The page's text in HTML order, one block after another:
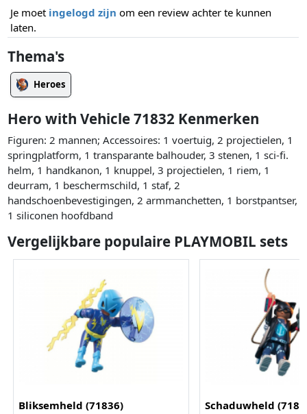
Je moet ingelogd zijn om een review achter te kunnen
laten.
Thema's
Heroes
Hero with Vehicle 71832 Kenmerken
Figuren: 2 mannen; Accessoires: 1 voertuig, 2 projectielen, 1
springplatform, 1 transparante balhouder, 3 stenen, 1 sci-fi.
helm, 1 handkanon, 1 knuppel, 3 projectielen, 1 riem, 1
deurram, 1 beschermschild, 1 staf, 2
handschoenbevestigingen, 2 armmanchetten, 1 borstpantser,
1 siliconen hoofdband
Vergelijkbare populaire PLAYMOBIL sets
Bliksemheld (71836) Schaduwheld